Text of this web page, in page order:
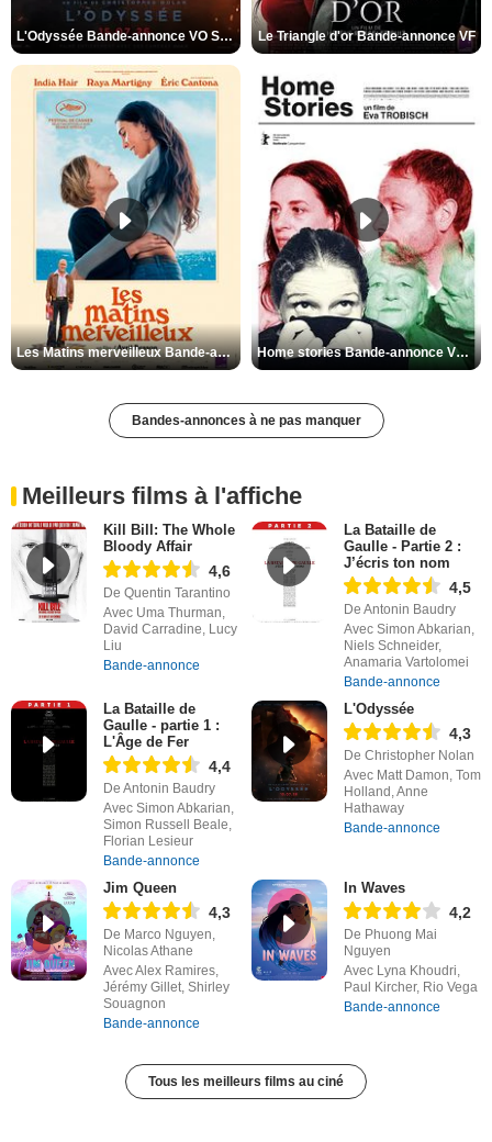
L'Odyssée Bande-annonce VO STFR Le Triangle d'or Bande-annonce VF
Les Matins merveilleux Bande-annonce VF Home stories Bande-annonce VO STFR
Bandes-annonces à ne pas manquer
Meilleurs films à l'affiche
Kill Bill: The Whole
Bloody Affair
4,6
De Quentin Tarantino
Avec Uma Thurman,
David Carradine, Lucy
Liu
Bande-annonce
La Bataille de
Gaulle - Partie 2 :
J’écris ton nom
4,5
De Antonin Baudry
Avec Simon Abkarian,
Niels Schneider,
Anamaria Vartolomei
Bande-annonce
La Bataille de
Gaulle - partie 1 :
L'Âge de Fer
4,4
De Antonin Baudry
Avec Simon Abkarian,
Simon Russell Beale,
Florian Lesieur
Bande-annonce
L'Odyssée
4,3
De Christopher Nolan
Avec Matt Damon, Tom
Holland, Anne
Hathaway
Bande-annonce
Jim Queen
4,3
De Marco Nguyen,
Nicolas Athane
Avec Alex Ramires,
Jérémy Gillet, Shirley
Souagnon
Bande-annonce
In Waves
4,2
De Phuong Mai
Nguyen
Avec Lyna Khoudri,
Paul Kircher, Rio Vega
Bande-annonce
Tous les meilleurs films au ciné